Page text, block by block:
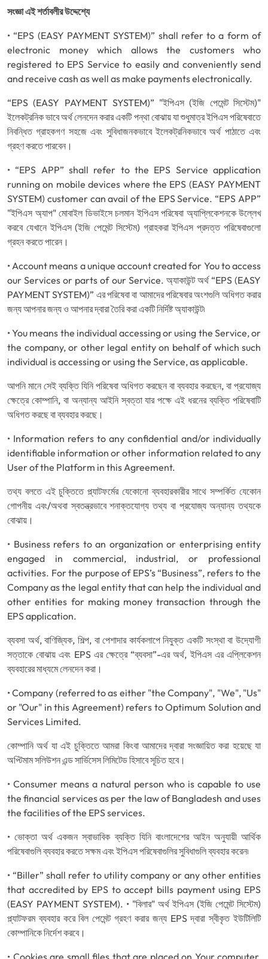
সংজ্ঞা এই শর্তাবলীর উদ্দেশ্যে
• “EPS (EASY PAYMENT SYSTEM)” shall refer to a form of
electronic money which allows the customers who
registered to EPS Service to easily and conveniently send
and receive cash as well as make payments electronically.
“EPS (EASY PAYMENT SYSTEM)” "ইপিএস (ইজি পেমেন্ট সিস্টেম)"
ইলেকট্রনিক ভাবে অর্থ লেনদেন করার একটি পন্থা বোঝায় যা শুধুমাত্র ইপিএস পরিষেবাতে
নিবন্ধিত গ্রাহকগণ সহজে এবং সুবিধাজনকভাবে ইলেকট্রনিকভাবে অর্থ পাঠাতে এবং
গ্রহণ করতে পারবেন।
• “EPS APP” shall refer to the EPS Service application
running on mobile devices where the EPS (EASY PAYMENT
SYSTEM) customer can avail of the EPS Service. “EPS APP”
"ইপিএস অ্যাপ" মোবাইল ডিভাইসে চলমান ইপিএস পরিষেবা অ্যাপ্লিকেশনকে উল্লেখ
করবে যেখানে ইপিএস (ইজি পেমেন্ট সিস্টেম) গ্রাহকরা ইপিএস প্রদত্ত পরিষেবাগুলো
গ্রহন করতে পারেন।
• Account means a unique account created for You to access
our Services or parts of our Service. অ্যাকাউন্ট অর্থ “EPS (EASY
PAYMENT SYSTEM)” এর পরিষেবা বা আমাদের পরিষেবার অংশগুলি অধিগত করার
জন্য আপনার জন্য ও আপনার দ্বারা তৈরি করা একটি নির্দিষ্ট অ্যাকাউন্ট৷
• You means the individual accessing or using the Service, or
the company, or other legal entity on behalf of which such
individual is accessing or using the Service, as applicable.
আপনি মানে সেই ব্যক্তি যিনি পরিষেবা অধিগত করছেন বা ব্যবহার করছেন, বা প্রযোজ্য
ক্ষেত্রে কোম্পানি, বা অন্যান্য আইনি স্বত্তা যার পক্ষে এই ধরনের ব্যক্তি পরিষেবাটি
অধিগত করছে বা ব্যবহার করছে।
• Information refers to any confidential and/or individually
identifiable information or other information related to any
User of the Platform in this Agreement.
তথ্য বলতে এই চুক্তিতে প্ল্যাটফর্মের যেকোনো ব্যবহারকারীর সাথে সম্পর্কিত যেকোন
গোপনীয় এবং/অথবা স্বতন্ত্রভাবে শনাক্তযোগ্য তথ্য বা প্রযোজ্য অন্যান্য তথ্যকে
বোঝায়।
• Business refers to an organization or enterprising entity
engaged in commercial, industrial, or professional
activities. For the purpose of EPS’s “Business”, refers to the
Company as the legal entity that can help the individual and
other entities for making money transaction through the
EPS application.
ব্যবসা অর্থ, বাণিজ্যিক, শিল্প, বা পেশাদার কার্যকলাপে নিযুক্ত একটি সংস্থা বা উদ্যোগী
সত্তাকে বোঝায় এবং EPS এর ক্ষেত্রে “ব্যবসা”-এর অর্থ, ইপিএস এর এপ্লিকেশন
ব্যবহারের মাধ্যমে লেনদেন করা।
• Company (referred to as either "the Company", "We", "Us"
or "Our" in this Agreement) refers to Optimum Solution and
Services Limited.
কোম্পানি অর্থ যা এই চুক্তিতে আমরা কিংবা আমাদের দ্বারা সংজ্ঞায়িত করা হয়েছে যা
অপ্টিমাম সলিউশন এন্ড সার্ভিসেস লিমিটেড হিসাবে সূচিত হবে।
• Consumer means a natural person who is capable to use
the financial services as per the law of Bangladesh and uses
the facilities of the EPS services.
• ভোক্তা অর্থ একজন স্বাভাবিক ব্যক্তি যিনি বাংলাদেশের আইন অনুযায়ী আর্থিক
পরিষেবাগুলি ব্যবহার করতে সক্ষম এবং ইপিএস পরিষেবাগুলির সুবিধাগুলি ব্যবহার করেন৷
• “Biller” shall refer to utility company or any other entities
that accredited by EPS to accept bills payment using EPS
(EASY PAYMENT SYSTEM). • "বিলার" অর্থ ইপিএস (ইজি পেমেন্ট সিস্টেম)
প্ল্যাটফরম ব্যবহার করে বিল পেমেন্ট গ্রহণ করার জন্য EPS দ্বারা স্বীকৃত ইউটিলিটি
কোম্পানিকে নির্দেশ করবে।
• Cookies are small files that are placed on Your computer,